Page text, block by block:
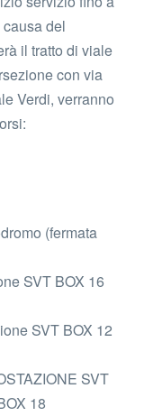
del
il tratto di viale
con via
Verdi, verranno
(fermata
SVT BOX 16
SVT BOX 12
SVT
18